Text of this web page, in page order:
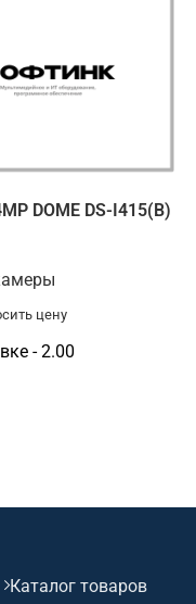
DOME DS-I415(B)
цену
- 2.00
Каталог товаров